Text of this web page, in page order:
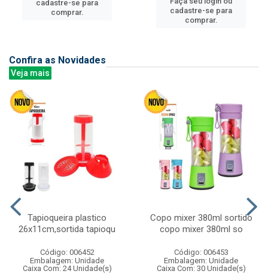
cadastre-se para
comprar.
cadastre-se para
comprar.
Confira as Novidades
Veja mais
Tapioqueira plastico
26x11cm,sortida tapioqu
Código: 006452
Embalagem: Unidade
Caixa Com: 24 Unidade(s)
Copo mixer 380ml sortido
copo mixer 380ml so
Código: 006453
Embalagem: Unidade
Caixa Com: 30 Unidade(s)